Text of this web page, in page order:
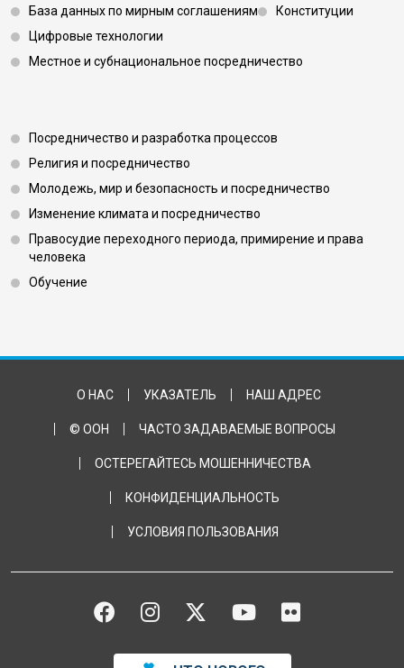
База данных по мирным соглашениям
Конституции
Цифровые технологии
Местное и субнациональное посредничество
Footer 3
Посредничество и разработка процессов
Религия и посредничество
Молодежь, мир и безопасность и посредничество
Изменение климата и посредничество
Правосудие переходного периода, примирение и права
человека
Обучение
Footer Bottom
О НАС УКАЗАТЕЛЬ НАШ АДРЕС
© ООН ЧАСТО ЗАДАВАЕМЫЕ ВОПРОСЫ
ОСТЕРЕГАЙТЕСЬ МОШЕННИЧЕСТВА
КОНФИДЕНЦИАЛЬНОСТЬ
УСЛОВИЯ ПОЛЬЗОВАНИЯ
FACEBOOK
INSTAGRAM
TWITTERYOUTUBE
FLICKR